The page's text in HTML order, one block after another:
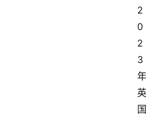
2
0
2
3
年
英
国